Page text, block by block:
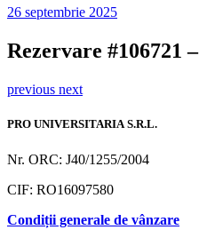
26 septembrie 2025
Rezervare #106721 –
previous next
PRO UNIVERSITARIA S.R.L.
Nr. ORC: J40/1255/2004
CIF: RO16097580
Condiții generale de vânzare